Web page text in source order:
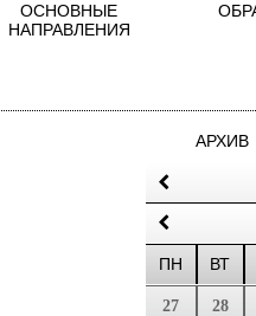
ОСНОВНЫЕ
НАПРАВЛЕНИЯ
АРХИВ
ПН ВТ
27 28